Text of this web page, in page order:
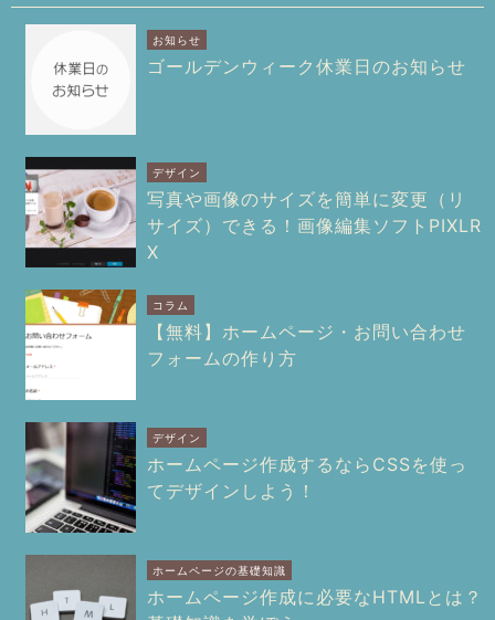
お知らせ
ゴールデンウィーク休業日のお知らせ
デザイン
写真や画像のサイズを簡単に変更（リ
サイズ）できる！画像編集ソフトPIXLR
X
コラム
【無料】ホームページ・お問い合わせ
フォームの作り方
デザイン
ホームページ作成するならCSSを使っ
てデザインしよう！
ホームページの基礎知識
ホームページ作成に必要なHTMLとは？